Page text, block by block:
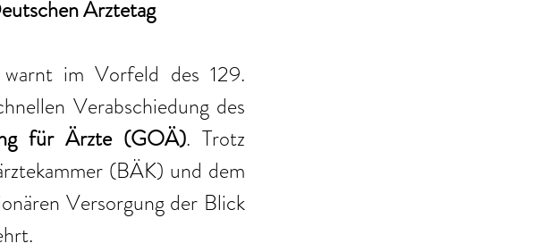
Ärztetag
warnt im Vorfeld des 129.
Verabschiedung des
für Ärzte (GOÄ). Trotz
(BÄK) und dem
Versorgung der Blick